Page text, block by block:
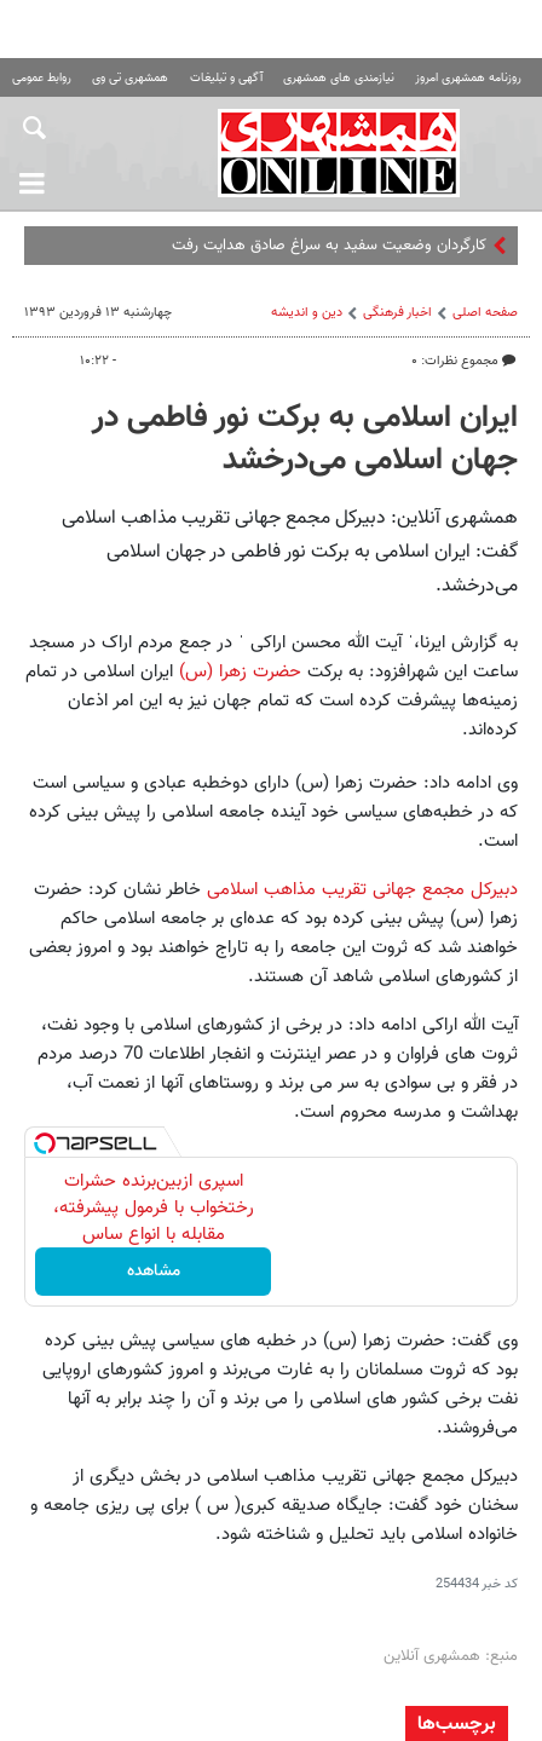
روزنامه همشهری امروز نیازمندی های همشهری آگهی و تبلیغات همشهری تی وی روابط عمومی
کارگردان وضعیت سفید به سراغ صادق هدایت رفت
صفحه اصلی اخبار فرهنگی دین و اندیشه
مجموع نظرات: ۰
چهارشنبه ۱۳ فروردین ۱۳۹۳
- ۱۰:۲۲
ایران اسلامی به برکت نور فاطمی در
جهان اسلامی می‌درخشد
همشهری آنلاین: دبیرکل مجمع جهانی تقریب مذاهب اسلامی
گفت: ایران اسلامی به برکت نور فاطمی در جهان اسلامی
می‌درخشد.
به گزارش ایرنا،ˈ آیت الله محسن اراکی ˈ در جمع مردم اراک در مسجد
ساعت این شهرافزود: به برکت حضرت زهرا (س) ایران اسلامی در تمام
زمینه‌ها پیشرفت کرده است که تمام جهان نیز به این امر اذعان
کرده‌اند.
وی ادامه داد: حضرت زهرا (س) دارای دوخطبه عبادی و سیاسی است
که در خطبه‌های سیاسی خود آینده جامعه اسلامی را پیش بینی کرده
است.
دبیرکل مجمع جهانی تقریب مذاهب اسلامی خاطر نشان کرد: حضرت
زهرا (س) پیش بینی کرده بود که عده‌ای بر جامعه اسلامی حاکم
خواهند شد که ثروت این جامعه را به تاراج خواهند بود و امروز بعضی
از کشورهای اسلامی شاهد آن هستند.
آیت الله اراکی ادامه داد: در برخی از کشور‌های اسلامی با وجود نفت،
ثروت های فراوان و در عصر اینترنت و انفجار اطلاعات 70 درصد مردم
در فقر و بی سوادی به سر می برند و روستاهای آنها از نعمت آب،
بهداشت و مدرسه محروم است.
اسپری ازبین‌برنده حشرات
رختخواب با فرمول پیشرفته،
مقابله با انواع ساس
مشاهده
وی گفت: حضرت زهرا (س) در خطبه های سیاسی پیش بینی کرده
بود که ثروت مسلمانان را به غارت می‌برند و امروز کشور‌های اروپایی
نفت برخی کشور های اسلامی را می برند و آن را چند برابر به آنها
می‌فروشند.
دبیرکل مجمع جهانی تقریب مذاهب اسلامی در بخش دیگری از
سخنان خود گفت: جایگاه صدیقه کبری( س ) برای پی ریزی جامعه و
خانواده اسلامی باید تحلیل و شناخته شود.
کد خبر254434
منبع: همشهری آنلاین
برچسب‌ها